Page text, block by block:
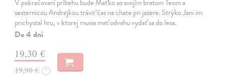
V pokračovaní príbehu bude Maťko so svojím bratom Teom a
sesternicou Andrejkou tráviť čas na chate pri jazere. Strýko Jani im
prichystal hru, v ktorej musia mať odvahu vydať sa do lesa.
Do 4 dní
19,30 €
19,90 € ?